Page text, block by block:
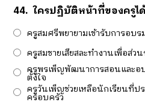
44. ใครปฏิบัติหน้าที่ของครูไ
ครูสมศรีพยายามเข้ารับการอบ
ครูสมชายเสียสละทำงานเพื่อส่ว
ครูพรเพ็ญพัฒนาการสอนและอ
ตั้งใจ
ครูวันเพ็ญช่วยเหลือนักเรียนที่ป
ครอบครัว